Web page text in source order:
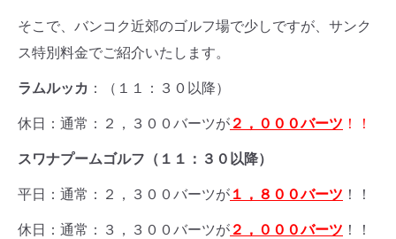
そこで、バンコク近郊のゴルフ場で少しですが、サンク
ス特別料金でご紹介いたします。
ラムルッカ ：（１１：３０以降）
休日：通常：２，３００バーツが ２，０００バーツ ！！
スワナプームゴルフ（１１：３０以降）
平日：通常：２，３００バーツが １，８００バーツ ！！
休日：通常：３，３００バーツが ２，０００バーツ ！！